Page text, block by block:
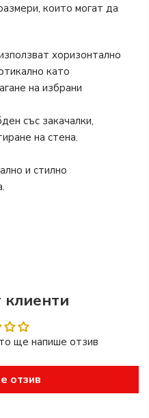
които могат да
хоризонтално
като
на избрани
със закачалки,
на стена.
и стилно
клиенти
ще напише отзив
отзив